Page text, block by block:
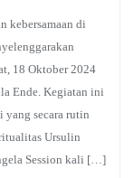
kebersamaan di
18 Oktober 2024
Ende. Kegiatan ini
yang secara rutin
Ursulin
Session kali […]